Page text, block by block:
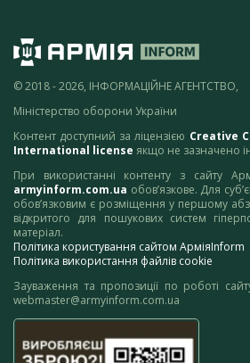
© 2018 - 2026, ІНФОРМАЦІЙНЕ АГЕНТСТВО,
Міністерство оборони України
Контент доступний за ліцензією Creative
International license якщо не зазначено
При використанні контенту з сайту
armyinform.com.ua обов’язкове. Для
обов’язковим є розміщення у першому
відкритого для пошукових систем
матеріал.
Політика користування сайтом АрміяInform
Політика використання файлів cookie
Зауваження та пропозиції по роботі
webmaster@armyinform.com.ua